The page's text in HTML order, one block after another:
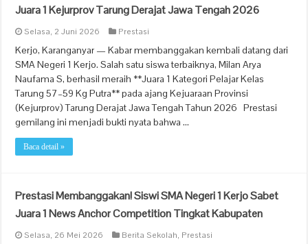
Juara 1 Kejurprov Tarung Derajat Jawa Tengah 2026
Selasa, 2 Juni 2026 Prestasi
Kerjo, Karanganyar — Kabar membanggakan kembali datang dari
SMA Negeri 1 Kerjo. Salah satu siswa terbaiknya, Milan Arya
Naufama S, berhasil meraih **Juara 1 Kategori Pelajar Kelas
Tarung 57–59 Kg Putra** pada ajang Kejuaraan Provinsi
(Kejurprov) Tarung Derajat Jawa Tengah Tahun 2026 Prestasi
gemilang ini menjadi bukti nyata bahwa …
Baca detail »
Prestasi Membanggakan! Siswi SMA Negeri 1 Kerjo Sabet
Juara 1 News Anchor Competition Tingkat Kabupaten
Selasa, 26 Mei 2026 Berita Sekolah, Prestasi